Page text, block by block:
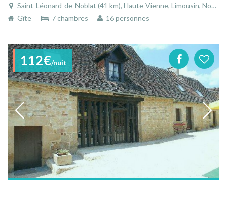
Saint-Léonard-de-Noblat (41 km), Haute-Vienne, Limousin, Nouvelle-Aquitaine, France
Gîte
7 chambres 16 personnes
112€/nuit